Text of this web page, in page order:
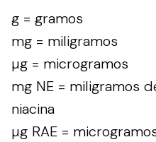
g = gramos
mg = miligramos
µg = microgramos
mg NE = miligramos
niacina
µg RAE =